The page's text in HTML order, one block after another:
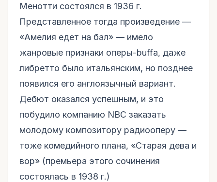
Менотти состоялся в 1936 г.
Представленное тогда произведение —
«Амелия едет на бал» — имело
жанровые признаки оперы-buffa, даже
либретто было итальянским, но позднее
появился его англоязычный вариант.
Дебют оказался успешным, и это
побудило компанию NBC заказать
молодому композитору радиооперу —
тоже комедийного плана, «Старая дева и
вор» (премьера этого сочинения
состоялась в 1938 г.)